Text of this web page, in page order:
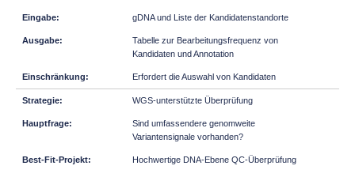
gDNA und Liste der Kandidatenstandorte
Tabelle zur Bearbeitungsfrequenz von
Kandidaten und Annotation
Erfordert die Auswahl von Kandidaten
WGS-unterstützte Überprüfung
Sind umfassendere genomweite
Variantensignale vorhanden?
Hochwertige DNA-Ebene QC-Überprüfung